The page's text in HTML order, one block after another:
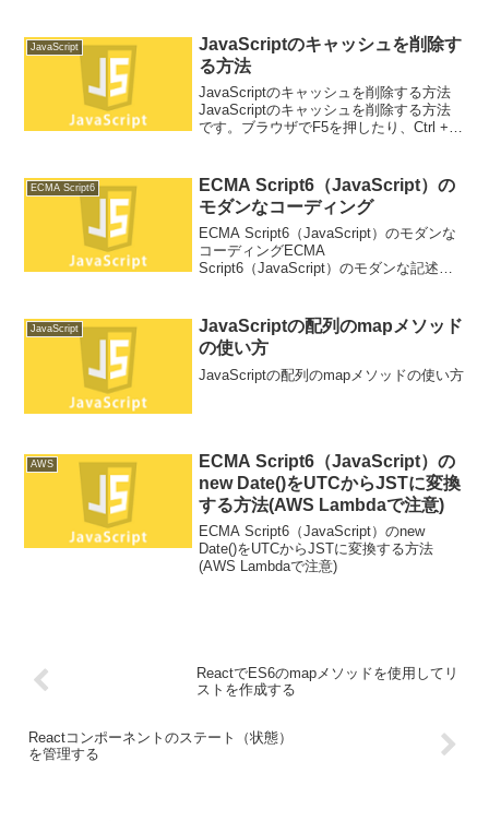
JavaScript
JavaScriptのキャッシュを削除す
る方法
JavaScriptのキャッシュを削除する方法
JavaScriptのキャッシュを削除する方法
です。ブラウザでF5を押したり、Ctrl +
ですが、F12を押して開発者...
ECMA Script6
ECMA Script6（JavaScript）の
モダンなコーディング
ECMA Script6（JavaScript）のモダンな
コーディングECMA
Script6（JavaScript）のモダンな記述方
JavaScript
JavaScriptの配列のmapメソッド
の使い方
JavaScriptの配列のmapメソッドの使い方
AWS
ECMA Script6（JavaScript）の
new Date()をUTCからJSTに変換
する方法(AWS Lambdaで注意)
ECMA Script6（JavaScript）のnew
Date()をUTCからJSTに変換する方法
(AWS Lambdaで注意)
ReactでES6のmapメソッドを使用してリ
ストを作成する
Reactコンポーネントのステート（状態）
を管理する